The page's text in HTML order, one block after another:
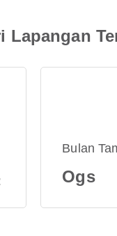
Lapangan
Bulan
Ogs